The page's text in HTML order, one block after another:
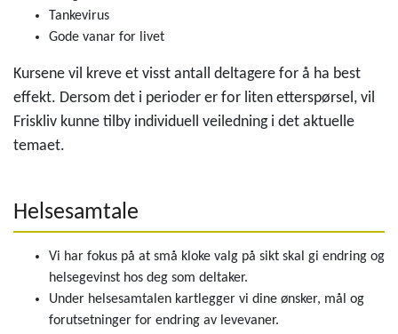
Tankevirus
Gode vanar for livet
Kursene vil kreve et visst antall deltagere for å ha best
effekt. Dersom det i perioder er for liten etterspørsel, vil
Friskliv kunne tilby individuell veiledning i det aktuelle
temaet.
Helsesamtale
Vi har fokus på at små kloke valg på sikt skal gi endring og
helsegevinst hos deg som deltaker.
Under helsesamtalen kartlegger vi dine ønsker, mål og
forutsetninger for endring av levevaner.